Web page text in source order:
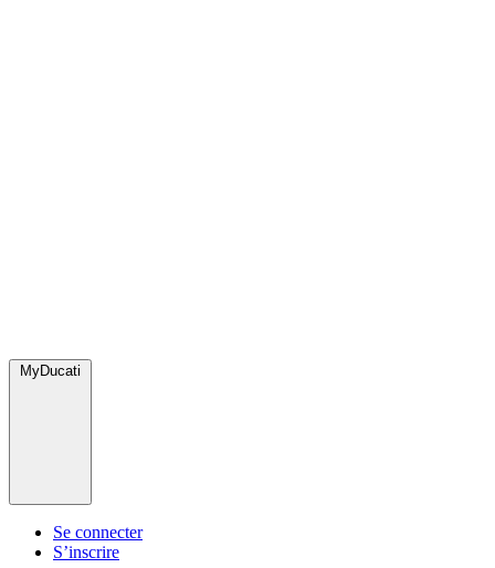
MyDucati
Se connecter
S’inscrire